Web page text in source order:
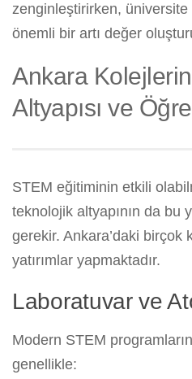
zenginleştirirken, üniversite
önemli bir artı değer
Ankara
Altyapısı ve
STEM eğitiminin etkili
teknolojik altyapının da bu
gerekir. Ankara’daki birçok
yatırımlar yapmaktadır.
Laboratuvar ve
Modern STEM
genellikle: